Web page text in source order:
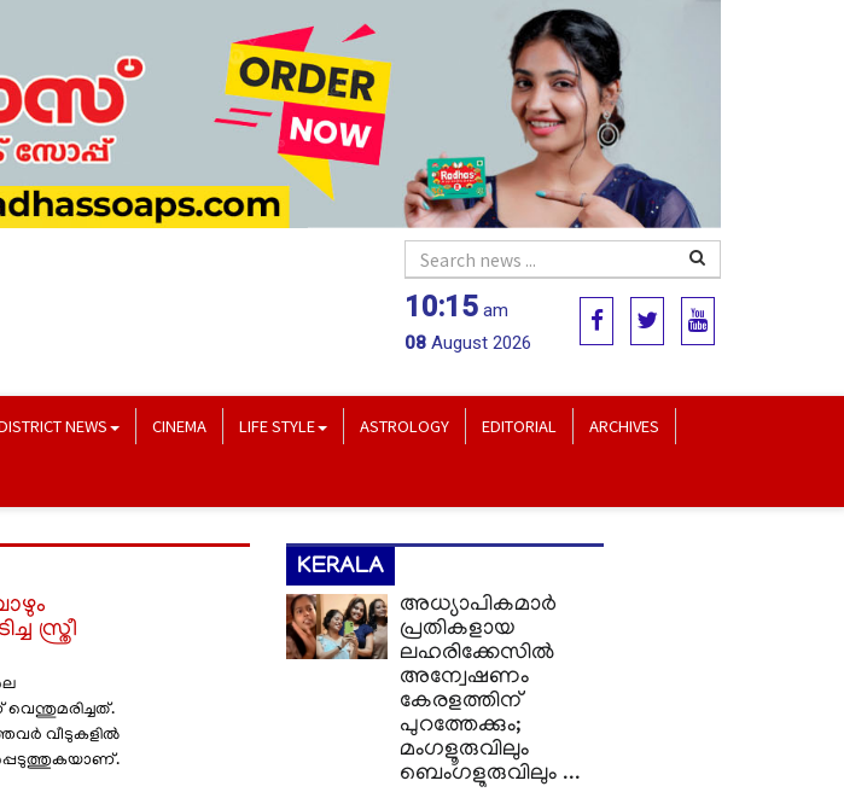
10:15 am
08August 2026
NEWS CINEMA LIFE STYLE ASTROLOGY EDITORIAL
ARCHIVES
സ്ത്രീ
വീടുകളിൽ
KERALA
അധ്യാപികമാർ
പ്രതികളായ
ലഹരിക്കേസിൽ
അന്വേഷണം
കേരളത്തിന്
പുറത്തേക്കും;
മംഗളൂരുവിലും
ബെംഗളൂരുവിലും ...